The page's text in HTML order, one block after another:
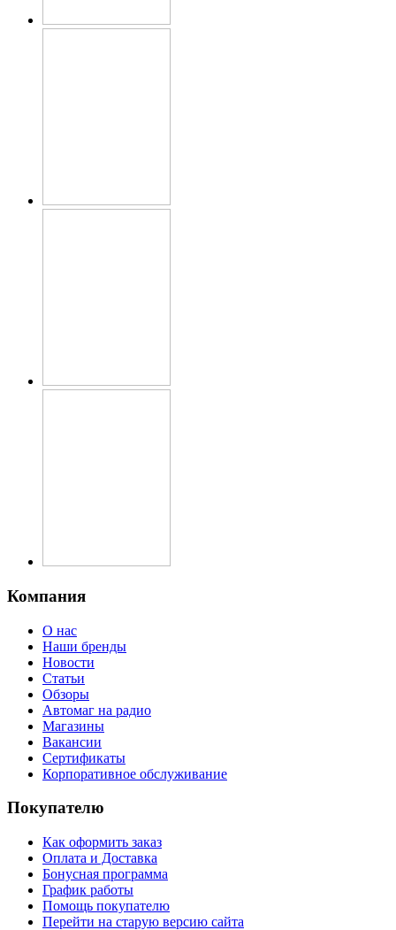
Компания
О нас
Наши бренды
Новости
Статьи
Обзоры
Автомаг на радио
Магазины
Вакансии
Сертификаты
Корпоративное обслуживание
Покупателю
Как оформить заказ
Оплата и Доставка
Бонусная программа
График работы
Помощь покупателю
Перейти на старую версию сайта